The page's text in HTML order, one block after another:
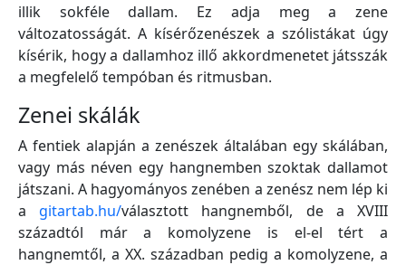
illik sokféle dallam. Ez adja meg a zene
változatosságát. A kísérőzenészek a szólistákat úgy
kísérik, hogy a dallamhoz illő akkordmenetet játsszák
a megfelelő tempóban és ritmusban.
Zenei skálák
A fentiek alapján a zenészek általában egy skálában,
vagy más néven egy hangnemben szoktak dallamot
játszani. A hagyományos zenében a zenész nem lép ki
a gitartab.hu/választott hangnemből, de a XVIII
századtól már a komolyzene is el-el tért a
hangnemtől, a XX. században pedig a komolyzene, a